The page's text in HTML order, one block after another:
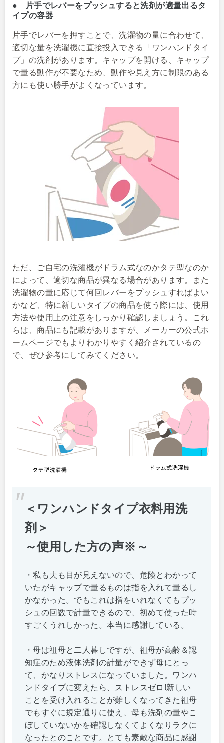
● 片手でレバーをプッシュすると洗剤が適量出るタ
イプの容器
片手でレバーを押すことで、洗濯物の量に合わせて、
適切な量を洗濯機に直接投入できる「ワンハンドタイ
プ」の洗剤があります。キャップを開ける、キャップ
で量る動作が不要なため、動作や見え方に制限のある
方にも使い勝手がよくなっています。
ただ、ご自宅の洗濯機がドラム式なのかタテ型なのか
によって、適切な商品が異なる場合があります。また
洗濯物の量に応じて何回レバーをプッシュすればよい
かなど、特に新しいタイプの商品を使う際には、使用
方法や使用上の注意をしっかり確認しましょう。これ
らは、商品にも記載がありますが、メーカーの公式ホ
ームページでもよりわかりやすく紹介されているの
で、ぜひ参考にしてみてください。
＜ワンハンドタイプ衣料用洗
剤＞
～使用した方の声※～
・私も夫も目が見えないので、危険とわかって
いたがキャップで量るものは指を入れて量るし
かなかった。でもこれは指をいれなくてもプッ
シュの回数で計量できるので、初めて使った時
すごくうれしかった。本当に感謝している。
・母は祖母と二人暮しですが、祖母が高齢＆認
知症のため液体洗剤の計量ができず母にとっ
て、かなりストレスになっていました。ワンハ
ンドタイプに変えたら、ストレスゼロ!新しい
ことを受け入れることが難しくなってきた祖母
でもすぐに規定通りに使え、母も洗剤の量やこ
ぼしていないかを確認しなくてよくなりラクに
なったとのことです。とても素敵な商品に感謝